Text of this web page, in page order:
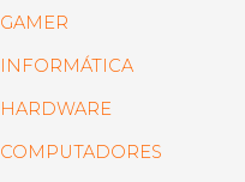
GAMER
INFORMÁTICA
HARDWARE
COMPUTADORES